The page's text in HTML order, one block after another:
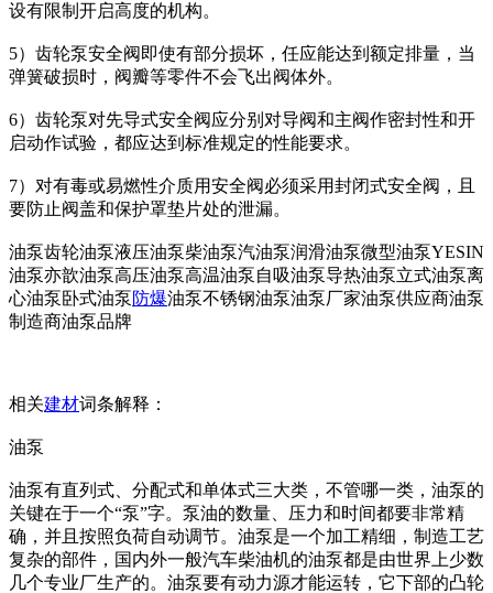
设有限制开启高度的机构。
5）齿轮泵安全阀即使有部分损坏，任应能达到额定排量，当
弹簧破损时，阀瓣等零件不会飞出阀体外。
6）齿轮泵对先导式安全阀应分别对导阀和主阀作密封性和开
启动作试验，都应达到标准规定的性能要求。
7）对有毒或易燃性介质用安全阀必须采用封闭式安全阀，且
要防止阀盖和保护罩垫片处的泄漏。
油泵齿轮油泵液压油泵柴油泵汽油泵润滑油泵微型油泵YESIN
油泵亦歆油泵高压油泵高温油泵自吸油泵导热油泵立式油泵离
心油泵卧式油泵防爆油泵不锈钢油泵油泵厂家油泵供应商油泵
制造商油泵品牌
相关建材词条解释：
油泵
油泵有直列式、分配式和单体式三大类，不管哪一类，油泵的
关键在于一个“泵”字。泵油的数量、压力和时间都要非常精
确，并且按照负荷自动调节。油泵是一个加工精细，制造工艺
复杂的部件，国内外一般汽车柴油机的油泵都是由世界上少数
几个专业厂生产的。油泵要有动力源才能运转，它下部的凸轮